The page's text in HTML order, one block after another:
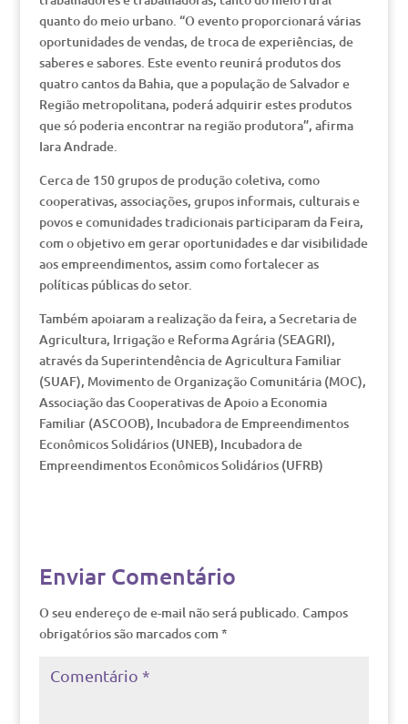
quanto do meio urbano. “O evento proporcionará várias
oportunidades de vendas, de troca de experiências, de
saberes e sabores. Este evento reunirá produtos dos
quatro cantos da Bahia, que a população de Salvador e
Região metropolitana, poderá adquirir estes produtos
que só poderia encontrar na região produtora”, afirma
Iara Andrade.
Cerca de 150 grupos de produção coletiva, como
cooperativas, associações, grupos informais, culturais e
povos e comunidades tradicionais participaram da Feira,
com o objetivo em gerar oportunidades e dar visibilidade
aos empreendimentos, assim como fortalecer as
políticas públicas do setor.
Também apoiaram a realização da feira, a Secretaria de
Agricultura, Irrigação e Reforma Agrária (SEAGRI),
através da Superintendência de Agricultura Familiar
(SUAF), Movimento de Organização Comunitária (MOC),
Associação das Cooperativas de Apoio a Economia
Familiar (ASCOOB), Incubadora de Empreendimentos
Econômicos Solidários (UNEB), Incubadora de
Empreendimentos Econômicos Solidários (UFRB)
Enviar Comentário
O seu endereço de e-mail não será publicado. Campos
obrigatórios são marcados com *